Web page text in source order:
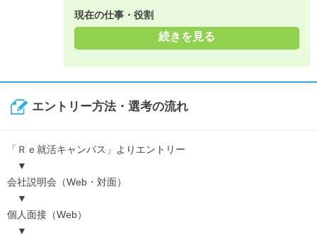
現在の仕事・役割
続きを見る
エントリー方法・選考の流れ
「Ｒｅ就活キャンパス」よりエントリー
▼
会社説明会（Web・対面）
▼
個人面接（Web）
▼